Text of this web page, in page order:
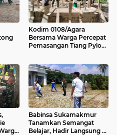
Kodim 0108/Agara
Bersama Warga Percepat
Pemasangan Tiang Pylon
Tenggara
Babinsa Sukamakmur
Tanamkan Semangat
Belajar, Hadir Langsung di